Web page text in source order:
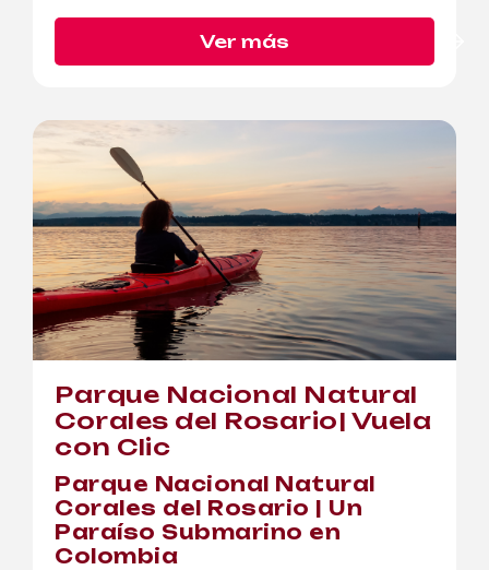
Ver más
Parque Nacional Natural
Corales del Rosario| Vuela
con Clic
Parque Nacional Natural
Corales del Rosario | Un
Paraíso Submarino en
Colombia